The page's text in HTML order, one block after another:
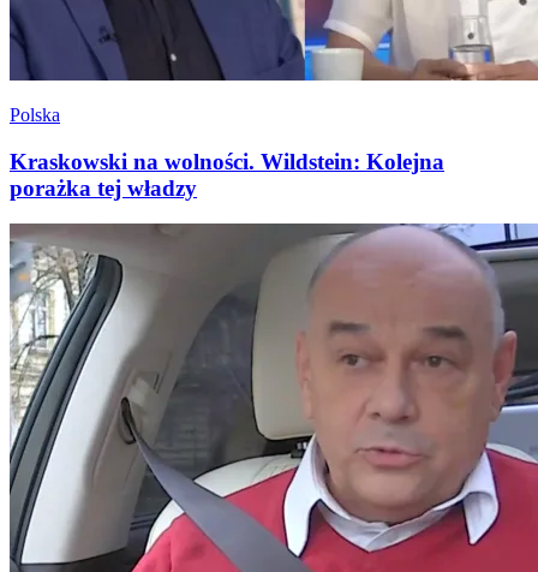
Polska
Kraskowski na wolności. Wildstein: Kolejna
porażka tej władzy